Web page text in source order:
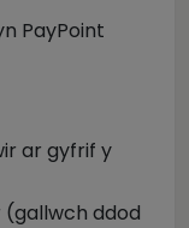
PayPoint
ar gyfrif y
ddod